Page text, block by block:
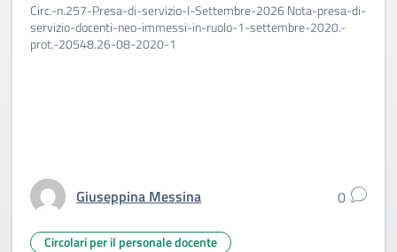
Circ.-n.257-Presa-di-servizio-I-Settembre-2026 Nota-presa-di-
servizio-docenti-neo-immessi-in-ruolo-1-settembre-2020.-
prot.-20548.26-08-2020-1
Giuseppina Messina 0
Circolari per il personale docente